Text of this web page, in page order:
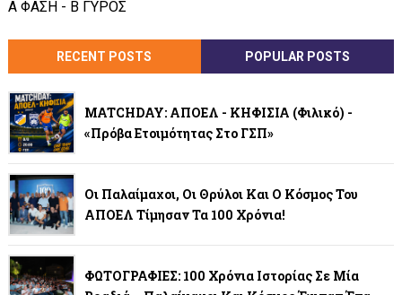
Α ΦΑΣΗ - Β ΓΥΡΟΣ
RECENT POSTS POPULAR POSTS
MATCHDAY: ΑΠΟΕΛ - ΚΗΦΙΣΙΑ (φιλικό) -
«Πρόβα Ετοιμότητας Στο ΓΣΠ»
Οι Παλαίμαχοι, Οι Θρύλοι Και Ο Κόσμος Του
ΑΠΟΕΛ Τίμησαν Τα 100 Χρόνια!
ΦΩΤΟΓΡΑΦΙΕΣ: 100 Χρόνια Ιστορίας Σε Μία